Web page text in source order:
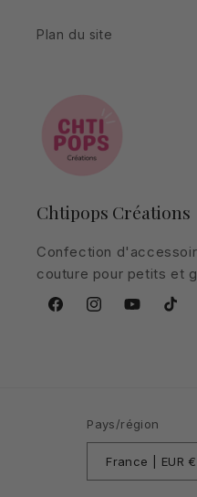
Plan du site
Chtipops Créations
Confection
couture pour petits et
FacebookInstagramYouTube
Pays/région
France | EUR €